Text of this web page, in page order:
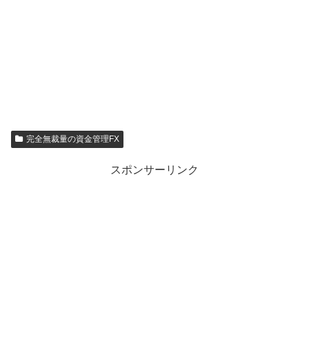
完全無裁量の資金管理FX
スポンサーリンク